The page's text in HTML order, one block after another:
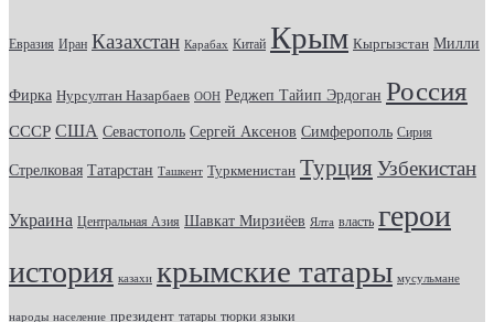
Евразия Иран Казахстан Карабах Китай Крым Кыргызстан Милли
Фирка Нурсултан Назарбаев ООН Реджеп Тайип Эрдоган Россия
СССР США Севастополь Сергей Аксенов Симферополь Сирия
Стрелковая Татарстан Ташкент Туркменистан Турция Узбекистан
Украина Центральная Азия Шавкат Мирзиёев Ялта власть герои
история казахи крымские татары мусульмане
народы население президент татары тюрки языки